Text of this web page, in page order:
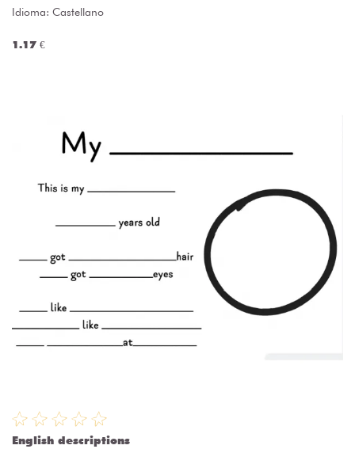
Idioma: Castellano
1.17 €
English descriptions